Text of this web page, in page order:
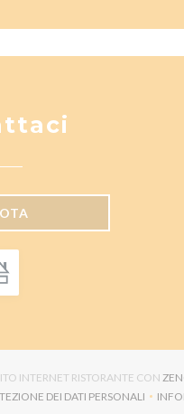
INTERNET RISTORANTE CON
DEI DATI PERSONALI
((APRE UNA NUOVA